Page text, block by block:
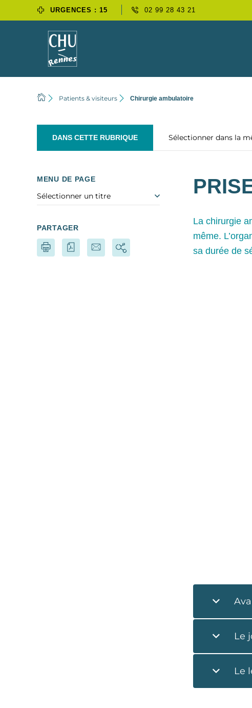
URGENCES : 15 02 99 28 43 21
Patients & visiteurs Chirurgie ambulatoire
DANS CETTE RUBRIQUE Sélectionner dans la
MENU DE PAGE
Sélectionner un titre
PARTAGER
La chirurgie
même.
sa durée de
Le
Le